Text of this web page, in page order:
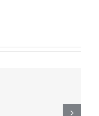
Dienstag